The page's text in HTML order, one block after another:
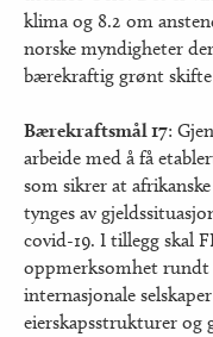
klima og 8.2 om
norske myndigheter
bærekraftig grønt skifte
Bærekraftsmål 17:
arbeide med å få
som sikrer at
tynges av
covid-19. I tillegg skal
oppmerksomhet rundt
internasjonale
eierskapsstrukturer og